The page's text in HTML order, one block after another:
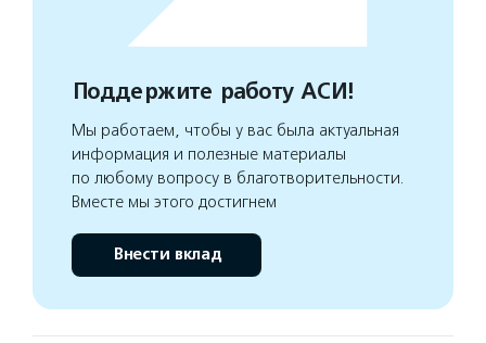
Поддержите работу АСИ!
Мы работаем, чтобы у вас была актуальная
информация и полезные материалы
по любому вопросу в благотворительности.
Вместе мы этого достигнем
Внести вклад